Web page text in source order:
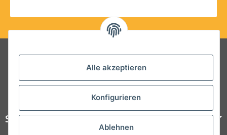
Alle akzeptieren
Konfigurieren
Ablehnen
Folgt uns auf Social Media
Steelboxx